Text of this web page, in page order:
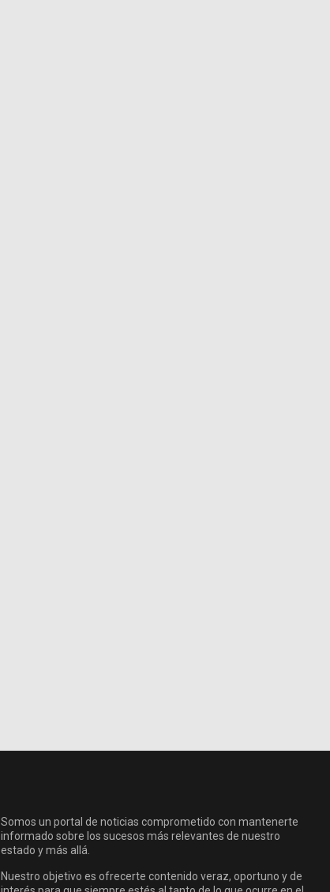
Somos un portal de noticias comprometido con mantenerte
informado sobre los sucesos más relevantes de nuestro
estado y más allá.
Nuestro objetivo es ofrecerte contenido veraz, oportuno y de